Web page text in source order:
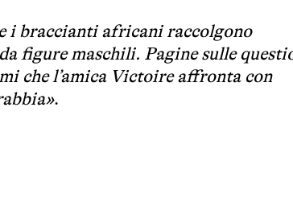
i braccianti africani raccolgono
figure maschili. Pagine sulle
che l’amica Victoire affronta con
.